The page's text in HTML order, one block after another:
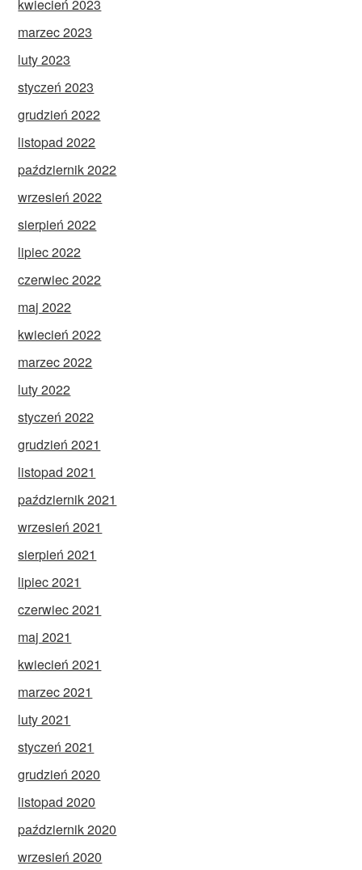
kwiecień 2023
marzec 2023
luty 2023
styczeń 2023
grudzień 2022
listopad 2022
październik 2022
wrzesień 2022
sierpień 2022
lipiec 2022
czerwiec 2022
maj 2022
kwiecień 2022
marzec 2022
luty 2022
styczeń 2022
grudzień 2021
listopad 2021
październik 2021
wrzesień 2021
sierpień 2021
lipiec 2021
czerwiec 2021
maj 2021
kwiecień 2021
marzec 2021
luty 2021
styczeń 2021
grudzień 2020
listopad 2020
październik 2020
wrzesień 2020